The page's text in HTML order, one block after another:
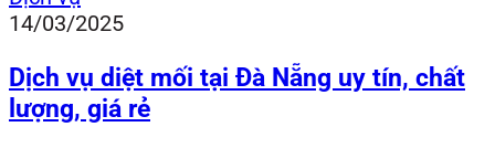
14/03/2025
Dịch vụ diệt mối tại Đà Nẵng uy tín, chất
lượng, giá rẻ